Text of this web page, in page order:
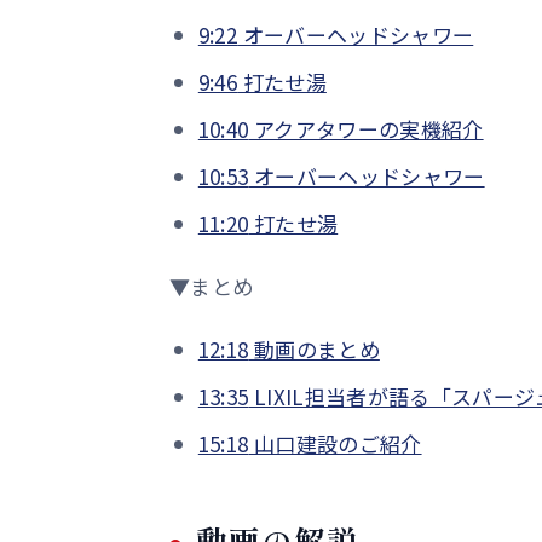
9:22 オーバーヘッドシャワー
9:46 打たせ湯
10:40 アクアタワーの実機紹介
10:53 オーバーヘッドシャワー
11:20 打たせ湯
▼まとめ
12:18 動画のまとめ
13:35 LIXIL担当者が語る「スパージ
15:18 山口建設のご紹介